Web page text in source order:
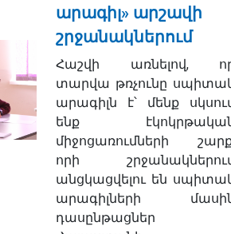
արագիլ» արշավի
շրջանակներում
Հաշվի առնելով,
տարվա թռչունը
արագիլն է՝ մենք
ենք
միջոցառումների
որի
անցկացվելու են
արագիլների
դասընթացներ